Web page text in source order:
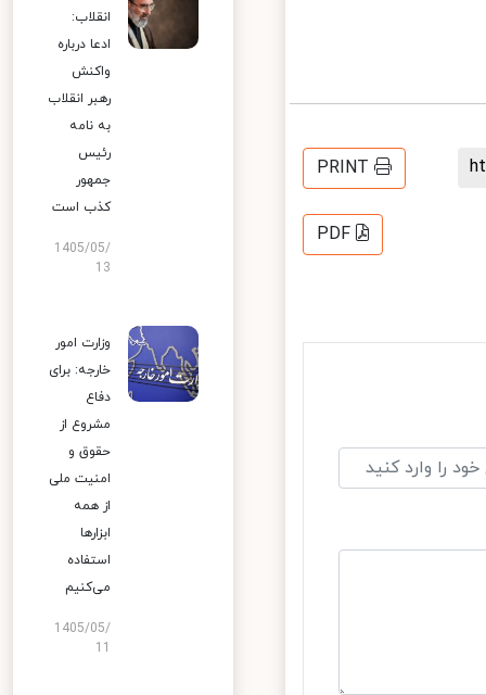
PRINT
PDF
انقلاب:
ادعا درباره
واکنش
رهبر انقلاب
به نامه
رئیس
جمهور
کذب است
1405/05/
13
وزارت امور
خارجه: برای
دفاع
مشروع از
حقوق و
امنیت ملی
از همه
ابزارها
استفاده
می‌کنیم
1405/05/